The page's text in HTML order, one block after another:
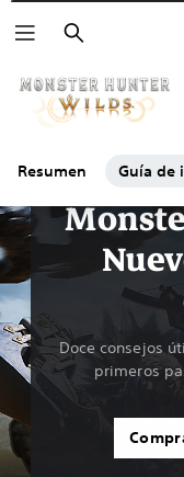
Buscar
Resumen Guía de
Doce consejos
primeros